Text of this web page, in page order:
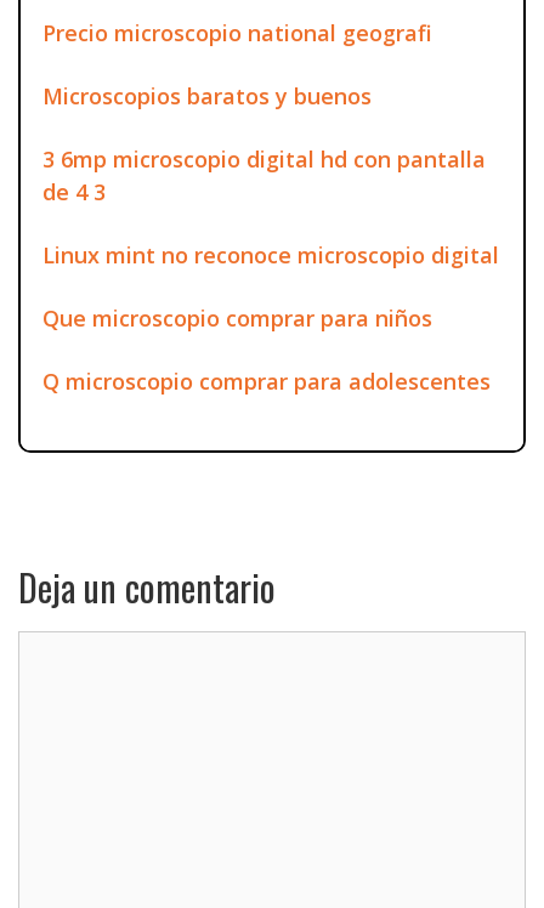
Precio microscopio national geografi
Microscopios baratos y buenos
3 6mp microscopio digital hd con pantalla
de 4 3
Linux mint no reconoce microscopio digital
Que microscopio comprar para niños
Q microscopio comprar para adolescentes
Deja un comentario